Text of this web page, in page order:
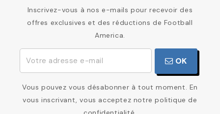
Inscrivez-vous à nos e-mails pour recevoir des
offres exclusives et des réductions de Football
America.
OK
Vous pouvez vous désabonner à tout moment. En
vous inscrivant, vous acceptez notre politique de